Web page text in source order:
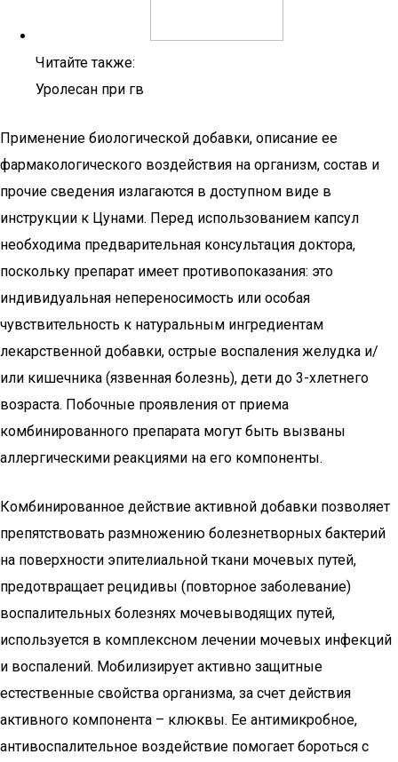
Читайте также:
Уролесан при гв
Применение биологической добавки, описание ее
фармакологического воздействия на организм, состав и
прочие сведения излагаются в доступном виде в
инструкции к Цунами. Перед использованием капсул
необходима предварительная консультация доктора,
поскольку препарат имеет противопоказания: это
индивидуальная непереносимость или особая
чувствительность к натуральным ингредиентам
лекарственной добавки, острые воспаления желудка и/
или кишечника (язвенная болезнь), дети до 3-хлетнего
возраста. Побочные проявления от приема
комбинированного препарата могут быть вызваны
аллергическими реакциями на его компоненты.
Комбинированное действие активной добавки позволяет
препятствовать размножению болезнетворных бактерий
на поверхности эпителиальной ткани мочевых путей,
предотвращает рецидивы (повторное заболевание)
воспалительных болезнях мочевыводящих путей,
используется в комплексном лечении мочевых инфекций
и воспалений. Мобилизирует активно защитные
естественные свойства организма, за счет действия
активного компонента – клюквы. Ее антимикробное,
антивоспалительное воздействие помогает бороться с